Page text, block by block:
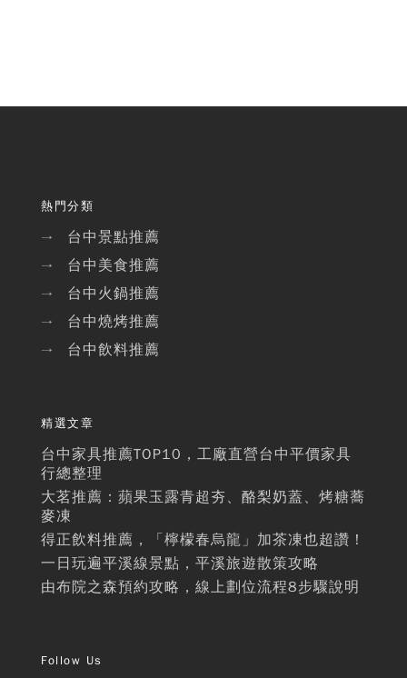
熱門分類
→ 台中景點推薦
→ 台中美食推薦
→ 台中火鍋推薦
→ 台中燒烤推薦
→ 台中飲料推薦
精選文章
台中家具推薦TOP10，工廠直營台中平價家具
行總整理
大茗推薦：蘋果玉露青超夯、酪梨奶蓋、烤糖蕎
麥凍
得正飲料推薦，「檸檬春烏龍」加茶凍也超讚！
一日玩遍平溪線景點，平溪旅遊散策攻略
由布院之森預約攻略，線上劃位流程8步驟說明
Follow Us